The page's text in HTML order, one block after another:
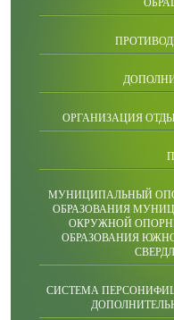
ОРГАНИЗАЦИЯ
МУНИЦИПАЛЬНЫЙ
ОБРАЗОВАНИЯ
ОКРУЖНОЙ
ОБРАЗОВАНИЯ
СИСТЕМА